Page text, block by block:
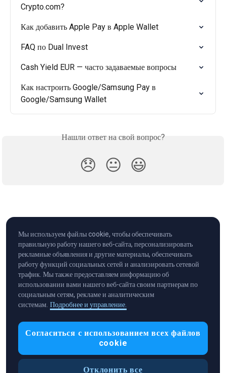
Crypto.com?
Как добавить Apple Pay в Apple Wallet
FAQ по Dual Invest
Cash Yield EUR — часто задаваемые вопросы
Как настроить Google/Samsung Pay в
Google/Samsung Wallet
Нашли ответ на свой вопрос?
😞 😐 😃
Cryptocurrency in Every Wallet™
Мы используем файлы cookie, чтобы обеспечивать
правильную работу нашего веб-сайта, персонализировать
рекламные объявления и другие материалы, обеспечивать
работу функций социальных сетей и анализировать сетевой
трафик. Мы также предоставляем информацию об
использовании вами нашего веб-сайта своим партнерам по
социальным сетям, рекламе и аналитическим
системам. Подробнее и управление.
Согласиться с использованием всех файлов
cookie
Отклонить все